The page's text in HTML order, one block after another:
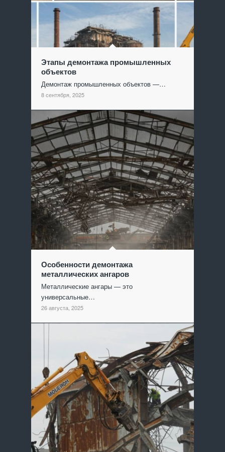
Этапы демонтажа промышленных
объектов
Демонтаж промышленных объектов —…
8 сентября, 2025
Особенности демонтажа
металлических ангаров
Металлические ангары — это
универсальные…
26 августа, 2025